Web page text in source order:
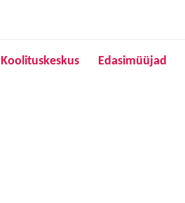
Koolituskeskus Edasimüüjad